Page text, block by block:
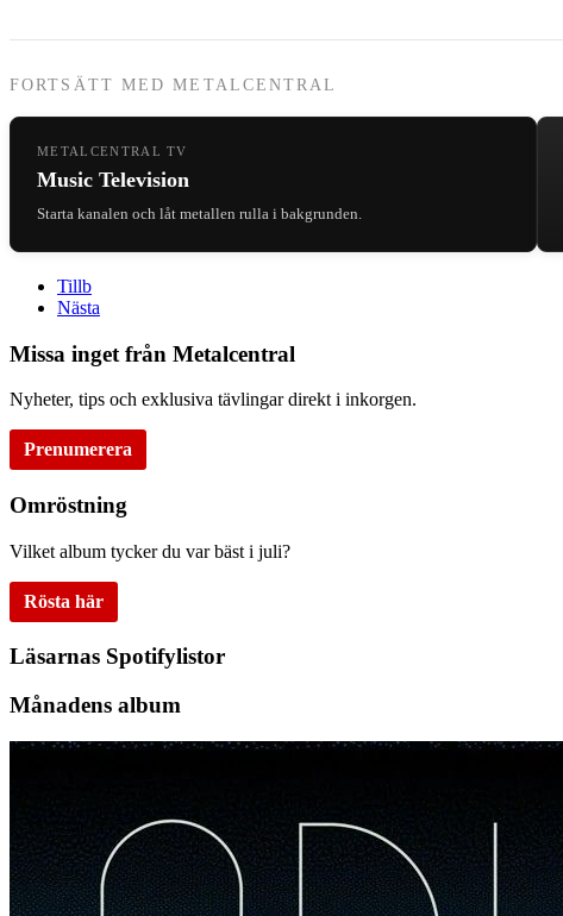
FORTSÄTT MED METALCENTRAL
METALCENTRAL TV
Music Television
Starta kanalen och låt metallen rulla i bakgrunden.
Tillb
Nästa
Missa inget från Metalcentral
Nyheter, tips och exklusiva tävlingar direkt i inkorgen.
Prenumerera
Omröstning
Vilket album tycker du var bäst i juli?
Rösta här
Läsarnas Spotifylistor
Månadens album